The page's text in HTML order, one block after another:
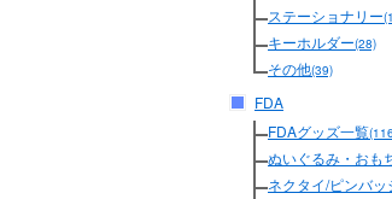
ステーショナリー
キーホルダー(28)
その他(39)
FDA
FDAグッズ一覧
ぬいぐるみ・おも
ネクタイ/ピンバッ